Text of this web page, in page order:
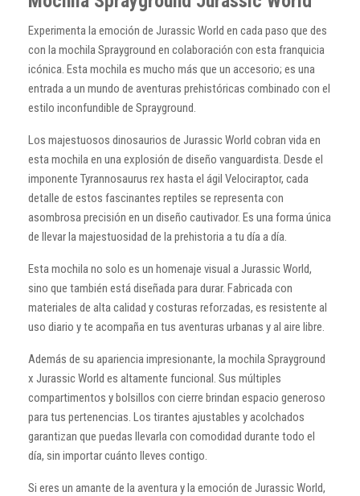
Experimenta la emoción de Jurassic World en cada paso que des
con la mochila Sprayground en colaboración con esta franquicia
icónica. Esta mochila es mucho más que un accesorio; es una
entrada a un mundo de aventuras prehistóricas combinado con el
estilo inconfundible de Sprayground.
Los majestuosos dinosaurios de Jurassic World cobran vida en
esta mochila en una explosión de diseño vanguardista. Desde el
imponente Tyrannosaurus rex hasta el ágil Velociraptor, cada
detalle de estos fascinantes reptiles se representa con
asombrosa precisión en un diseño cautivador. Es una forma única
de llevar la majestuosidad de la prehistoria a tu día a día.
Esta mochila no solo es un homenaje visual a Jurassic World,
sino que también está diseñada para durar. Fabricada con
materiales de alta calidad y costuras reforzadas, es resistente al
uso diario y te acompaña en tus aventuras urbanas y al aire libre.
Además de su apariencia impresionante, la mochila Sprayground
x Jurassic World es altamente funcional. Sus múltiples
compartimentos y bolsillos con cierre brindan espacio generoso
para tus pertenencias. Los tirantes ajustables y acolchados
garantizan que puedas llevarla con comodidad durante todo el
día, sin importar cuánto lleves contigo.
Si eres un amante de la aventura y la emoción de Jurassic World,